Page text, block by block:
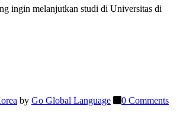
ingin melanjutkan studi di Universitas di
by Go Global Language 0 Comments